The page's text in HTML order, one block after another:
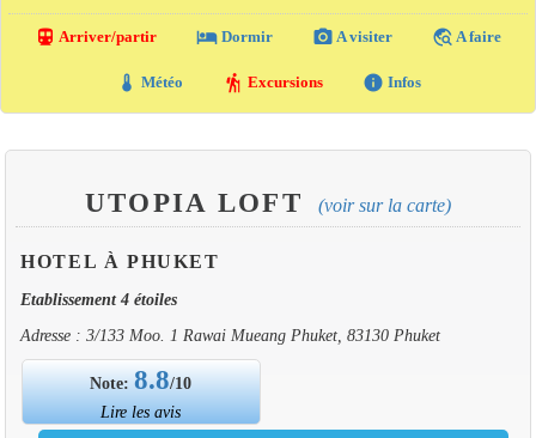
directions_transit Arriver/partir local_hotel Dormir photo_camera A visiter travel_explore A faire
thermostat Météo hiking Excursions info Infos
UTOPIA LOFT (voir sur la carte)
HOTEL À PHUKET
Etablissement 4 étoiles
Adresse : 3/133 Moo. 1 Rawai Mueang Phuket, 83130 Phuket
Note:8.8/10
Lire les avis